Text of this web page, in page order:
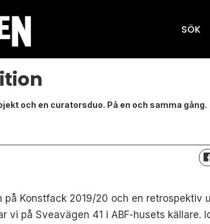
SÖK
och en curatorsduo. På en och samma gång.
Konstfack 2019/20 och en retrospektiv
vi på Sveavägen 41 i ABF-husets källare.